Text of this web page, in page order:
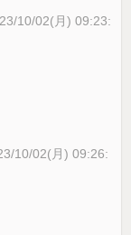
10/02(月) 09:23:
10/02(月) 09:26: